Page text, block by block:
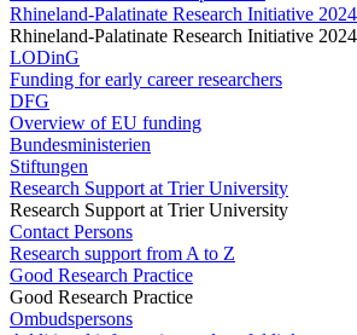
Rhineland-Palatinate Research Initiative
Rhineland-Palatinate Research Initiative
LODinG
Funding for early career researchers
DFG
Overview of EU funding
Bundesministerien
Stiftungen
Research Support at Trier University
Research Support at Trier University
Contact Persons
Research support from A to Z
Good Research Practice
Good Research Practice
Ombudspersons